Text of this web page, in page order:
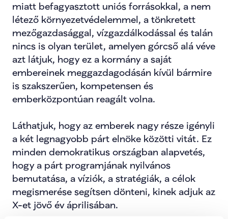
miatt befagyasztott uniós forrásokkal, a nem
létező környezetvédelemmel, a tönkretett
mezőgazdasággal, vízgazdálkodással és talán
nincs is olyan terület, amelyen górcső alá véve
azt látjuk, hogy ez a kormány a saját
embereinek meggazdagodásán kívül bármire
is szakszerűen, kompetensen és
emberközpontúan reagált volna.
Láthatjuk, hogy az emberek nagy része igényli
a két legnagyobb párt elnöke közötti vitát. Ez
minden demokratikus országban alapvetés,
hogy a párt programjának nyilvános
bemutatása, a víziók, a stratégiák, a célok
megismerése segítsen dönteni, kinek adjuk az
X-et jövő év áprilisában.